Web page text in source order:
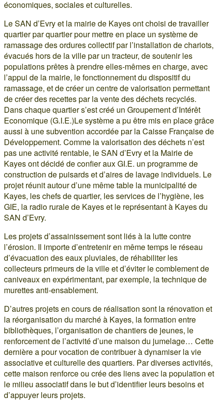
économiques, sociales et culturelles.
Le SAN d’Evry et la mairie de Kayes ont choisi de travailler
quartier par quartier pour mettre en place un système de
ramassage des ordures collectif par l’installation de chariots,
évacués hors de la ville par un tracteur, de soutenir les
populations prêtes à prendre elles-mêmes en charge, avec
l’appui de la mairie, le fonctionnement du dispositif du
ramassage, et de créer un centre de valorisation permettant
de créer des recettes par la vente des déchets recyclés.
Dans chaque quartier s’est créé un Groupement d’Intérêt
Economique (G.I.E.)Le système a pu être mis en place grâce
aussi à une subvention accordée par la Caisse Française de
Développement. Comme la valorisation des déchets n’est
pas une activité rentable, le SAN d’Evry et la Mairie de
Kayes ont décidé de confier aux GI.E. un programme de
construction de puisards et d’aires de lavage individuels. Le
projet réunit autour d’une même table la municipalité de
Kayes, les chefs de quartier, les services de l’hygiène, les
GIE, la radio rurale de Kayes et le représentant à Kayes du
SAN d’Evry.
Les projets d’assainissement sont liés à la lutte contre
l’érosion. Il importe d’entretenir en même temps le réseau
d’évacuation des eaux pluviales, de réhabiliter les
collecteurs primeurs de la ville et d’éviter le comblement de
caniveaux en expérimentant, par exemple, la technique de
murettes anti-ensablement.
D’autres projets en cours de réalisation sont la rénovation et
la réorganisation du marché à Kayes, la formation entre
bibliothèques, l’organisation de chantiers de jeunes, le
renforcement de l’activité d’une maison du jumelage… Cette
dernière a pour vocation de contribuer à dynamiser la vie
associative et culturelle des quartiers. Par diverses activités,
cette maison renforce ou crée des liens avec la population et
le milieu associatif dans le but d’identifier leurs besoins et
d’appuyer leurs projets.